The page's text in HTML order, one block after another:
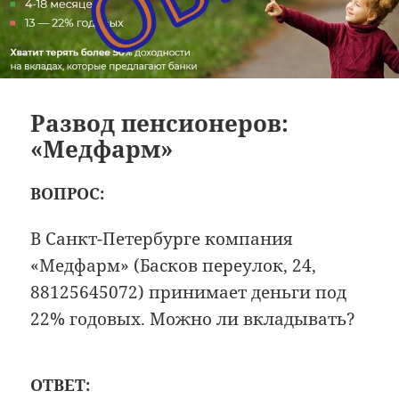
Развод пенсионеров:
«Медфарм»
ВОПРОС:
В Санкт-Петербурге компания
«Медфарм» (Басков переулок, 24,
88125645072) принимает деньги под
22% годовых. Можно ли вкладывать?
ОТВЕТ: